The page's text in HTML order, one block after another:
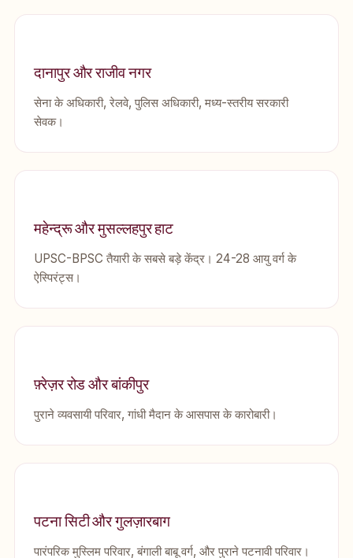
दानापुर और राजीव नगर
सेना के अधिकारी, रेलवे, पुलिस अधिकारी, मध्य-स्तरीय सरकारी
सेवक।
महेन्द्रू और मुसल्लहपुर हाट
UPSC-BPSC तैयारी के सबसे बड़े केंद्र। 24-28 आयु वर्ग के
ऐस्पिरंट्स।
फ़्रेज़र रोड और बांकीपुर
पुराने व्यवसायी परिवार, गांधी मैदान के आसपास के कारोबारी।
पटना सिटी और गुलज़ारबाग
पारंपरिक मुस्लिम परिवार, बंगाली बाबू वर्ग, और पुराने पटनावी परिवार।